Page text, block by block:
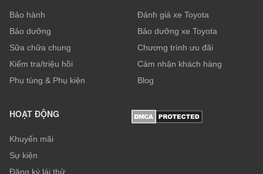
Bảo hành
Bảo dưỡng
Sữa chữa chung
Kiểm tra/triệu hồi
Phụ tùng & Phụ kiện
Đánh giá xe Toyota
Bảo dưỡng xe Toyota
Chương trình ưu đãi
Cảm nhận khách hàng
Blog
HOẠT ĐỘNG
Khuyến mãi
Sự kiện
Đăng ký lái thử